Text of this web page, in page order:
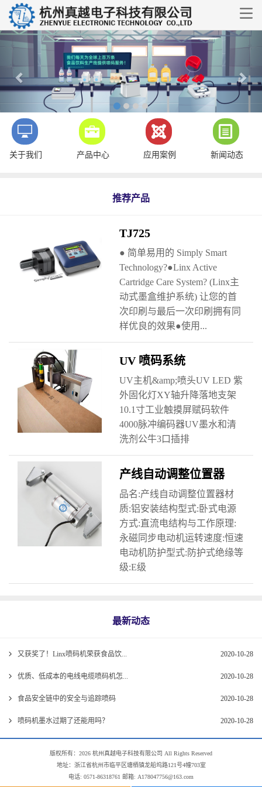

Previous
关于我们 产品中心 应用案例 新闻动态
推荐产品
TJ725
● 简单易用的 Simply Smart
Technology?●Linx Active
Cartridge Care System? (Linx主
动式墨盒维护系统) 让您的首
次印刷与最后一次印刷拥有同
样优良的效果●使用...
UV 喷码系统
UV主机&amp;喷头UV LED 紫
外固化灯XY轴升降落地支架
10.1寸工业触摸屏赋码软件
4000脉冲编码器UV墨水和清
洗剂公牛3口插排
产线自动调整位置器
品名:产线自动调整位置器材
质:铝安装结构型式:卧式电源
方式:直流电结构与工作原理:
永磁同步电动机运转速度:恒速
电动机防护型式:防护式绝缘等
级:E级
最新动态
又获奖了！Linx喷码机荣获食品饮... 2020-10-28
优质、低成本的电线电缆喷码机怎... 2020-10-28
食品安全链中的安全与追踪喷码 2020-10-28
喷码机墨水过期了还能用吗？ 2020-10-28
版权所有：2026 杭州真越电子科技有限公司 All Rights Reserved
地址：浙江省杭州市临平区塘栖镇龙船坞路121号4幢703室
电话: 0571-86318761 邮箱: A178047756@163.com